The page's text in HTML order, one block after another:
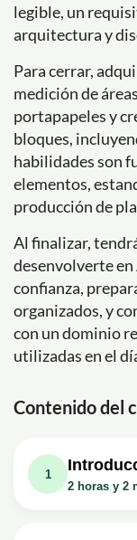
legible, un
arquitectura y
Para cerrar,
medición de
portapapeles y
bloques,
habilidades son
elementos,
producción de
Al finalizar,
desenvolverte
confianza,
organizados, y
con un dominio
utilizadas en el
Contenido del
1
2 horas y 2